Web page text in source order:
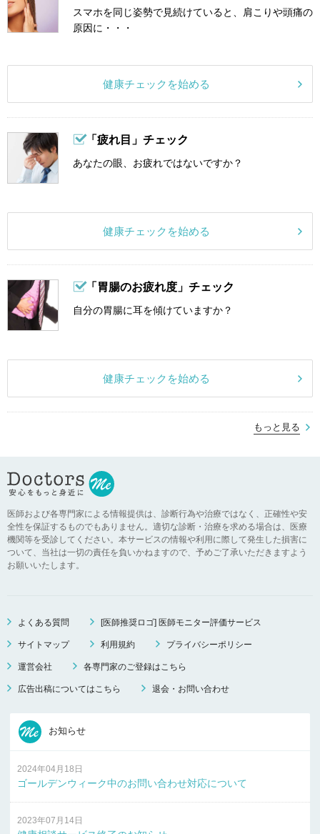
スマホを同じ姿勢で見続けていると、肩こりや頭痛の
原因に・・・
健康チェックを始める
「疲れ目」チェック
あなたの眼、お疲れではないですか？
健康チェックを始める
「胃腸のお疲れ度」チェック
自分の胃腸に耳を傾けていますか？
健康チェックを始める
もっと見る
医師および各専門家による情報提供は、診断行為や治療ではなく、正確性や安
全性を保証するものでもありません。適切な診断・治療を求める場合は、医療
機関等を受診してください。本サービスの情報や利用に際して発生した損害に
ついて、当社は一切の責任を負いかねますので、予めご了承いただきますよう
お願いいたします。
よくある質問 [医師推奨ロゴ] 医師モニター評価サービス
サイトマップ 利用規約 プライバシーポリシー
運営会社 各専門家のご登録はこちら
広告出稿についてはこちら 退会・お問い合わせ
お知らせ
2024年04月18日
ゴールデンウィーク中のお問い合わせ対応について
2023年07月14日